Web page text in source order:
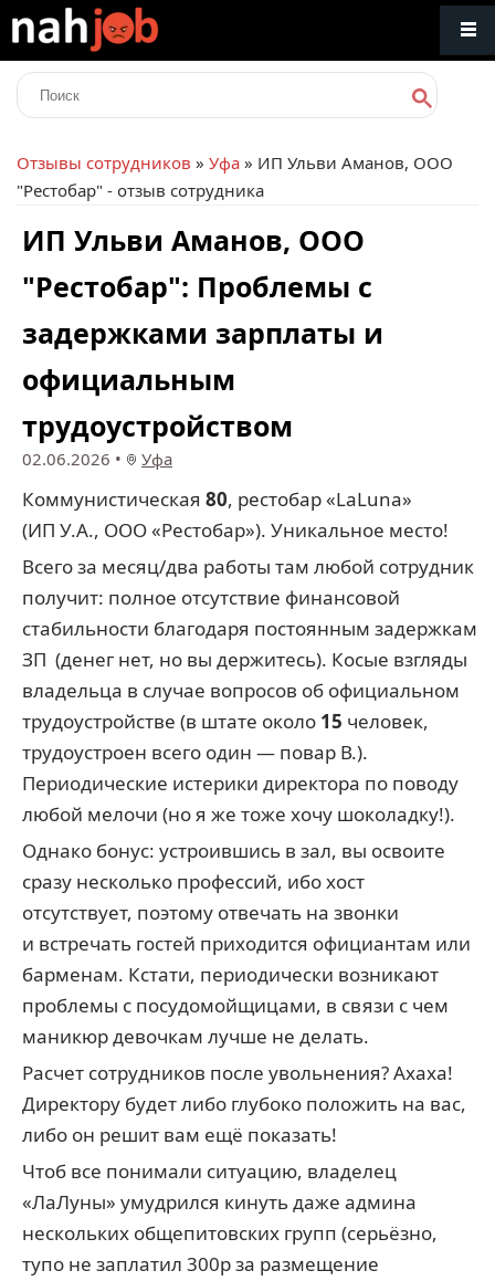
Отзывы сотрудников » Уфа » ИП Ульви Аманов, ООО
"Рестобар" - отзыв сотрудника
ИП Ульви Аманов, ООО
"Рестобар": Проблемы с
задержками зарплаты и
официальным
трудоустройством
02.06.2026 • Уфа
Коммунистическая 80, рестобар «LaLuna»
(ИП У.А., ООО «Рестобар»). Уникальное место!
Всего за месяц/два работы там любой сотрудник
получит: полное отсутствие финансовой
стабильности благодаря постоянным задержкам
ЗП (денег нет, но вы держитесь). Косые взгляды
владельца в случае вопросов об официальном
трудоустройстве (в штате около 15 человек,
трудоустроен всего один — повар В.).
Периодические истерики директора по поводу
любой мелочи (но я же тоже хочу шоколадку!).
Однако бонус: устроившись в зал, вы освоите
сразу несколько профессий, ибо хост
отсутствует, поэтому отвечать на звонки
и встречать гостей приходится официантам или
барменам. Кстати, периодически возникают
проблемы с посудомойщицами, в связи с чем
маникюр девочкам лучше не делать.
Расчет сотрудников после увольнения? Ахаха!
Директору будет либо глубоко положить на вас,
либо он решит вам ещё показать!
Чтоб все понимали ситуацию, владелец
«ЛаЛуны» умудрился кинуть даже админа
нескольких общепитовских групп (серьёзно,
тупо не заплатил 300р за размещение